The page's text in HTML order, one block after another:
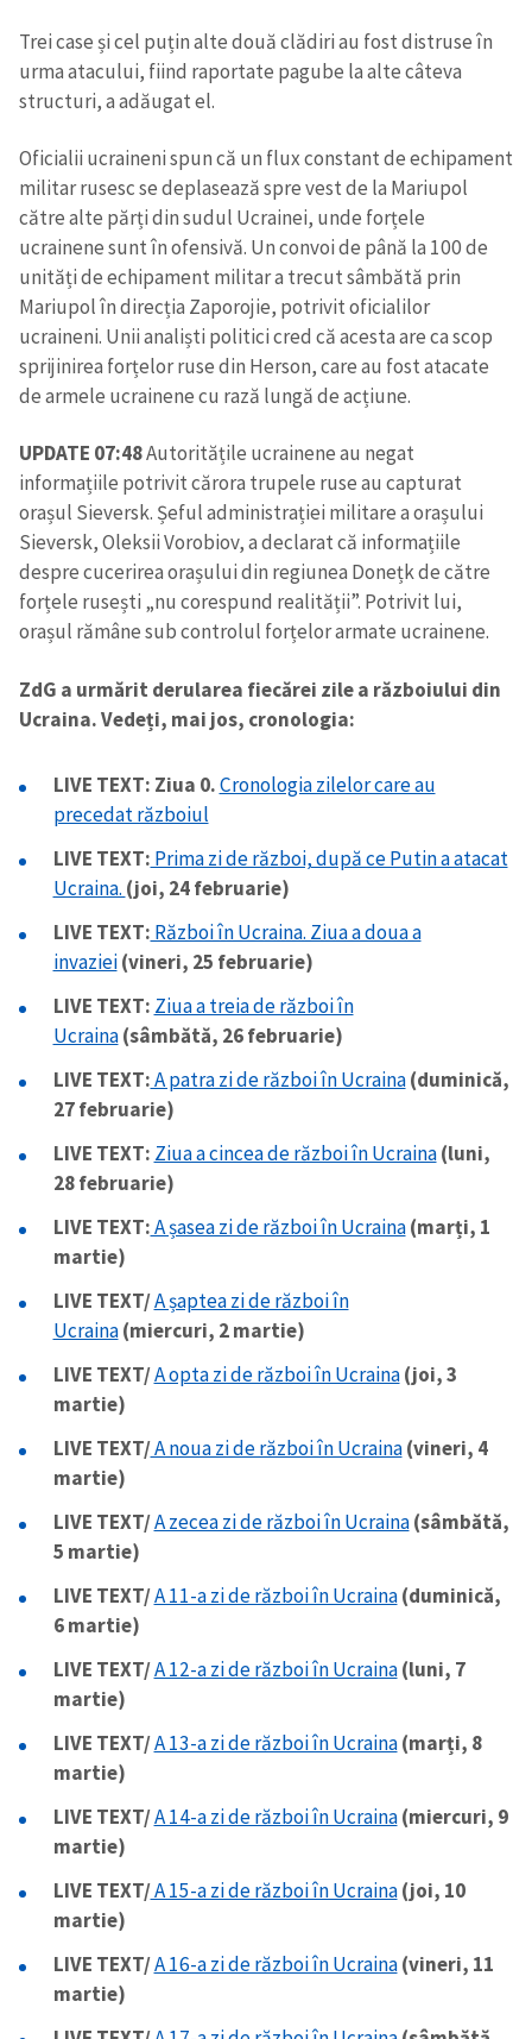
Trei case și cel puțin alte două clădiri au fost distruse în
urma atacului, fiind raportate pagube la alte câteva
structuri, a adăugat el.
Oficialii ucraineni spun că un flux constant de echipament
militar rusesc se deplasează spre vest de la Mariupol
către alte părți din sudul Ucrainei, unde forțele
ucrainene sunt în ofensivă. Un convoi de până la 100 de
unități de echipament militar a trecut sâmbătă prin
Mariupol în direcția Zaporojie, potrivit oficialilor
ucraineni. Unii analiști politici cred că acesta are ca scop
sprijinirea forțelor ruse din Herson, care au fost atacate
de armele ucrainene cu rază lungă de acțiune.
UPDATE 07:48Autoritățile ucrainene au negat
informațiile potrivit cărora trupele ruse au capturat
orașul Sieversk. Șeful administrației militare a orașului
Sieversk, Oleksii Vorobiov, a declarat că informațiile
despre cucerirea orașului din regiunea Donețk de către
forțele rusești „nu corespund realității”. Potrivit lui,
orașul rămâne sub controlul forțelor armate ucrainene.
ZdG a urmărit derularea fiecărei zile a războiului din
Ucraina. Vedeți, mai jos, cronologia:
LIVE TEXT: Ziua 0.Cronologia zilelor care au
precedat războiul
LIVE TEXT: Prima zi de război, după ce Putin a atacat
Ucraina. (joi, 24 februarie)
LIVE TEXT: Război în Ucraina. Ziua a doua a
invaziei(vineri, 25 februarie)
LIVE TEXT: Ziua a treia de război în
Ucraina(sâmbătă, 26 februarie)
LIVE TEXT:A patra zi de război în Ucraina(duminică,
27 februarie)
LIVE TEXT: Ziua a cincea de război în Ucraina(luni,
28 februarie)
LIVE TEXT:A șasea zi de război în Ucraina(marți, 1
martie)
LIVE TEXT/A șaptea zi de război în
Ucraina(miercuri, 2 martie)
LIVE TEXT/A opta zi de război în Ucraina(joi, 3
martie)
LIVE TEXT/A noua zi de război în Ucraina(vineri, 4
martie)
LIVE TEXT/A zecea zi de război în Ucraina(sâmbătă,
5 martie)
LIVE TEXT/A 11-a zi de război în Ucraina(duminică,
6 martie)
LIVE TEXT/A 12-a zi de război în Ucraina(luni, 7
martie)
LIVE TEXT/A 13-a zi de război în Ucraina(marți, 8
martie)
LIVE TEXT/A 14-a zi de război în Ucraina(miercuri, 9
martie)
LIVE TEXT/A 15-a zi de război în Ucraina(joi, 10
martie)
LIVE TEXT/A 16-a zi de război în Ucraina(vineri, 11
martie)